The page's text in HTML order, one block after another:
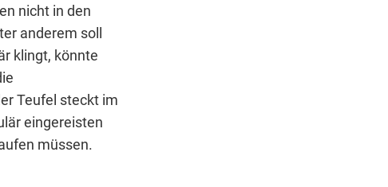
nicht in den
anderem soll
klingt, könnte
Teufel steckt im
eingereisten
müssen.